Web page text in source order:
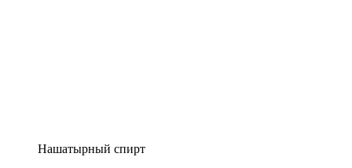
Нашатырный спирт